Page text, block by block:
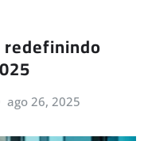
ago 26, 2025